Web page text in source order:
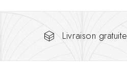
Livraison gratuite